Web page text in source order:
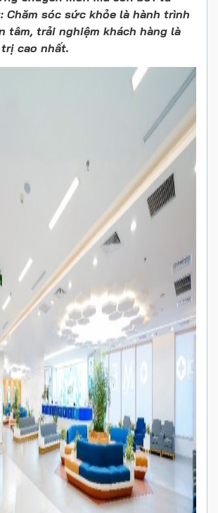
Chăm sóc sức khỏe là hành trình
tâm, trải nghiệm khách hàng là
cao nhất.